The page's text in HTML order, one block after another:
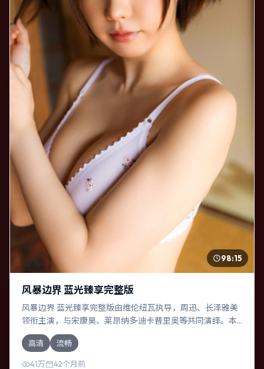
98:15
风暴边界 蓝光臻享完整版
风暴边界 蓝光臻享完整版由维伦纽瓦执导，周迅、长泽雅美
领衔主演，与宋康昊、莱昂纳多·迪卡普里奥等共同演绎。本
片为奇幻类型，主要班底与取景来自日本。失散多年的兄妹
在边境小镇意外重逢。影片整体气质温暖，节奏紧凑，人物
动机清晰，适合喜欢强情节与细腻表演的观众。
高清 流畅
4.1万 42个月前